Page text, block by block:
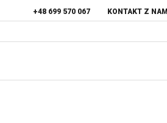
+48 699 570 067 KONTAKT Z NAMI